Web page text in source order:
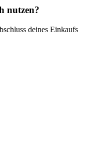
nutzen?
deines Einkaufs